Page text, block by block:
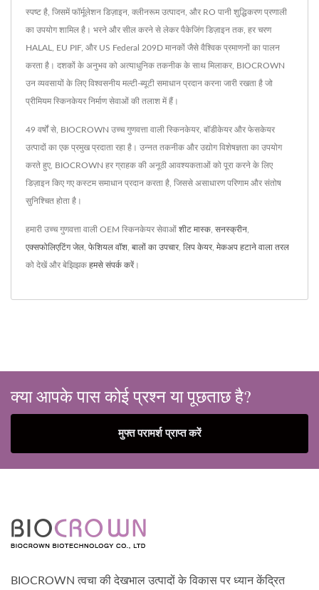
स्पष्ट है, जिसमें फॉर्मूलेशन डिज़ाइन, क्लीनरूम उत्पादन, और RO पानी शुद्धिकरण प्रणाली
का उपयोग शामिल है। भरने और सील करने से लेकर पैकेजिंग डिज़ाइन तक, हर चरण
HALAL, EU PIF, और US Federal 209D मानकों जैसे वैश्विक प्रमाणनों का पालन
करता है। दशकों के अनुभव को अत्याधुनिक तकनीक के साथ मिलाकर, BIOCROWN
उन व्यवसायों के लिए विश्वसनीय मल्टी-ब्यूटी समाधान प्रदान करना जारी रखता है जो
प्रीमियम स्किनकेयर निर्माण सेवाओं की तलाश में हैं।
49 वर्षों से, BIOCROWN उच्च गुणवत्ता वाली स्किनकेयर, बॉडीकेयर और फेसकेयर
उत्पादों का एक प्रमुख प्रदाता रहा है। उन्नत तकनीक और उद्योग विशेषज्ञता का उपयोग
करते हुए, BIOCROWN हर ग्राहक की अनूठी आवश्यकताओं को पूरा करने के लिए
डिज़ाइन किए गए कस्टम समाधान प्रदान करता है, जिससे असाधारण परिणाम और संतोष
सुनिश्चित होता है।
हमारी उच्च गुणवत्ता वाली OEM स्किनकेयर सेवाओं शीट मास्क, सनस्क्रीन,
एक्सफोलिएटिंग जेल, फेशियल वॉश, बालों का उपचार, लिप केयर, मेकअप हटाने वाला तरल
को देखें और बेझिझक हमसे संपर्क करें।
क्या आपके पास कोई प्रश्न या पूछताछ है?
मुफ्त परामर्श प्राप्त करें
BIOCROWN त्वचा की देखभाल उत्पादों के विकास पर ध्यान केंद्रित